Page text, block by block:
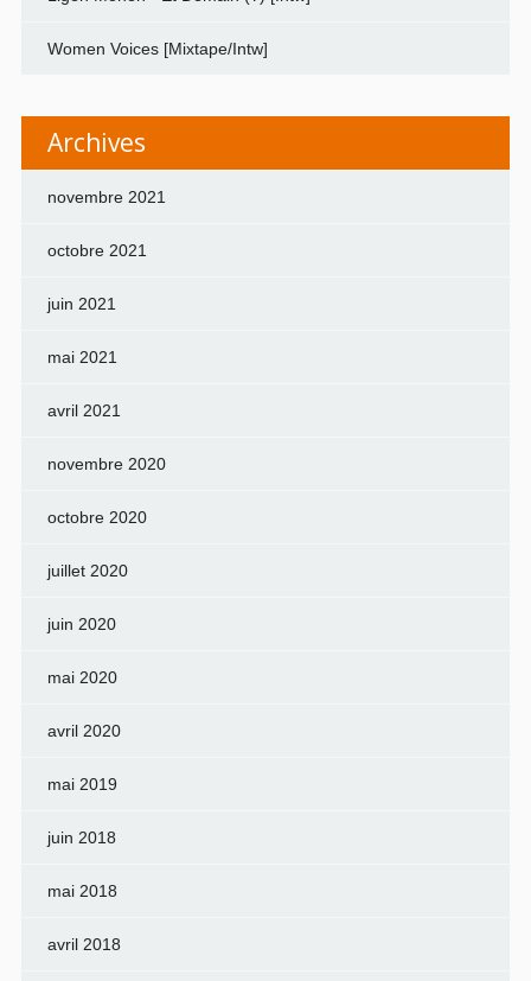
Women Voices [Mixtape/Intw]
Archives
novembre 2021
octobre 2021
juin 2021
mai 2021
avril 2021
novembre 2020
octobre 2020
juillet 2020
juin 2020
mai 2020
avril 2020
mai 2019
juin 2018
mai 2018
avril 2018